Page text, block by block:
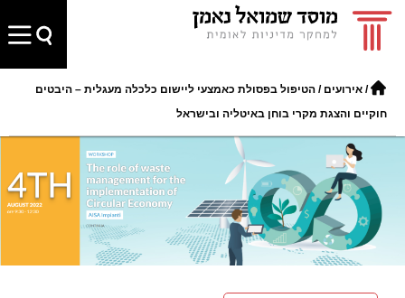
/ אירועים / הטיפול בפסולת כאמצעי ליישום כלכלה מעגלית – היבטים
חוקיים והצגת מקרי בוחן באיטליה ובישראל